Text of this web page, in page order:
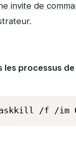
invite de
les processus
/f /im